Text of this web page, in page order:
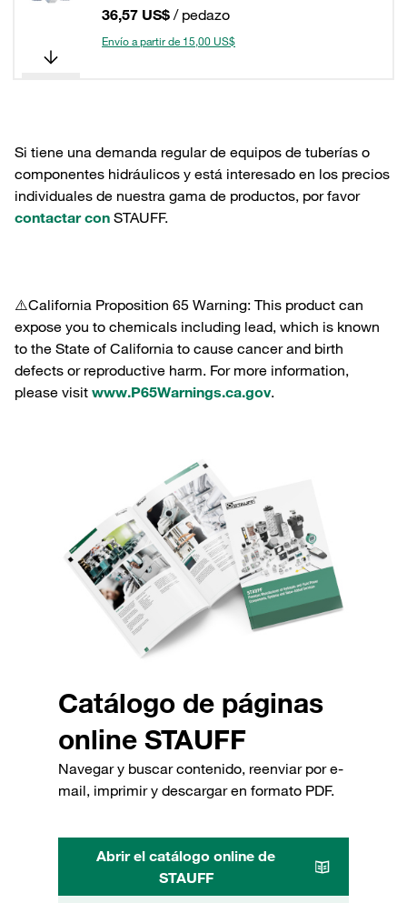
36,57 US$ / pedazo
Envío a partir de 15,00 US$
Si tiene una demanda regular de equipos de tuberías o
componentes hidráulicos y está interesado en los precios
individuales de nuestra gama de productos, por favor
contactar con STAUFF.
⚠️California Proposition 65 Warning: This product can
expose you to chemicals including lead, which is known
to the State of California to cause cancer and birth
defects or reproductive harm. For more information,
please visit www.P65Warnings.ca.gov.
Catálogo de páginas
online STAUFF
Navegar y buscar contenido, reenviar por e-
mail, imprimir y descargar en formato PDF.
Abrir el catálogo online de
STAUFF